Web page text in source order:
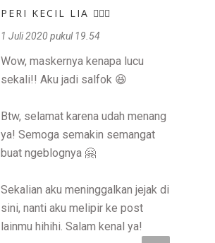
PERI KECIL LIA 🧚🏻‍♀️
1 Juli 2020 pukul 19.54
Wow, maskernya kenapa lucu
sekali!! Aku jadi salfok 😆
Btw, selamat karena udah menang
ya! Semoga semakin semangat
buat ngeblognya 🤗
Sekalian aku meninggalkan jejak di
sini, nanti aku melipir ke post
lainmu hihihi. Salam kenal ya!